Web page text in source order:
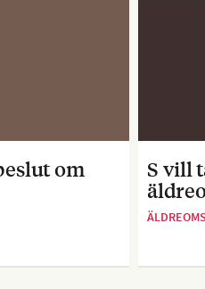
om
S vill